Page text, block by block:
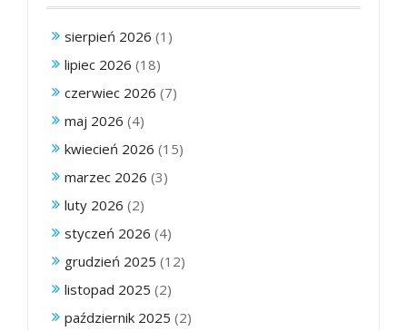
sierpień 2026 (1)
lipiec 2026 (18)
czerwiec 2026 (7)
maj 2026 (4)
kwiecień 2026 (15)
marzec 2026 (3)
luty 2026 (2)
styczeń 2026 (4)
grudzień 2025 (12)
listopad 2025 (2)
październik 2025 (2)